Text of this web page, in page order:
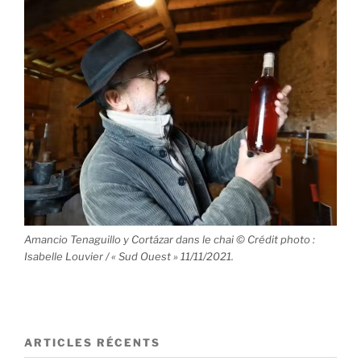
Amancio Tenaguillo y Cortázar dans le chai © Crédit photo :
Isabelle Louvier / « Sud Ouest » 11/11/2021.
ARTICLES RÉCENTS